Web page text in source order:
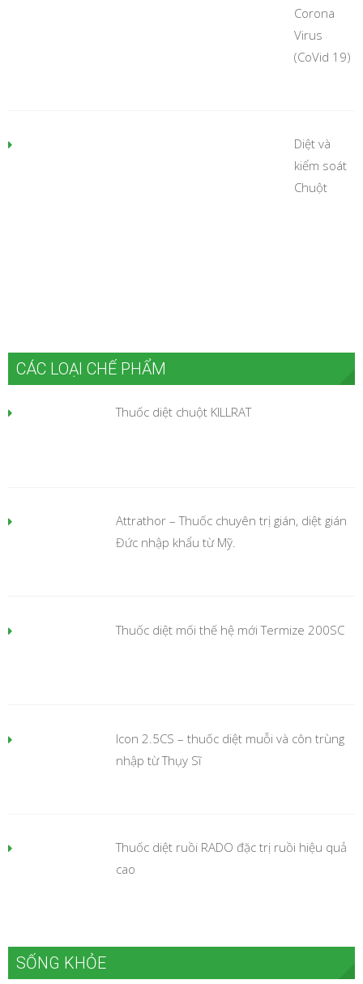
Corona
Virus
(CoVid 19)
Diệt và
kiểm soát
Chuột
CÁC LOẠI CHẾ PHẨM
Thuốc diệt chuột KILLRAT
Attrathor – Thuốc chuyên trị gián, diệt gián
Đức nhập khẩu từ Mỹ.
Thuốc diệt mối thế hệ mới Termize 200SC
Icon 2.5CS – thuốc diệt muỗi và côn trùng
nhập từ Thụy Sĩ
Thuốc diệt ruồi RADO đặc trị ruồi hiệu quả
cao
SỐNG KHỎE